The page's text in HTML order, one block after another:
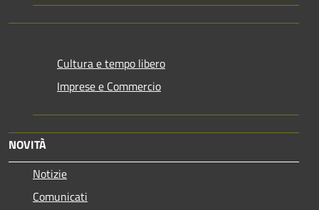
Cultura e tempo libero
Imprese e Commercio
NOVITÀ
Notizie
Comunicati